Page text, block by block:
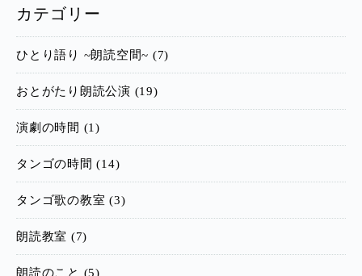
カテゴリー
ひとり語り ~朗読空間~ (7)
おとがたり朗読公演 (19)
演劇の時間 (1)
タンゴの時間 (14)
タンゴ歌の教室 (3)
朗読教室 (7)
朗読のこと (5)